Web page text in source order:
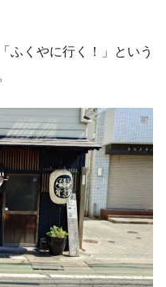
ふくやに行く！」という